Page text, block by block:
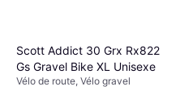
Scott Addict 30 Grx Rx822
Gs Gravel Bike XL Unisexe
Vélo de route, Vélo gravel